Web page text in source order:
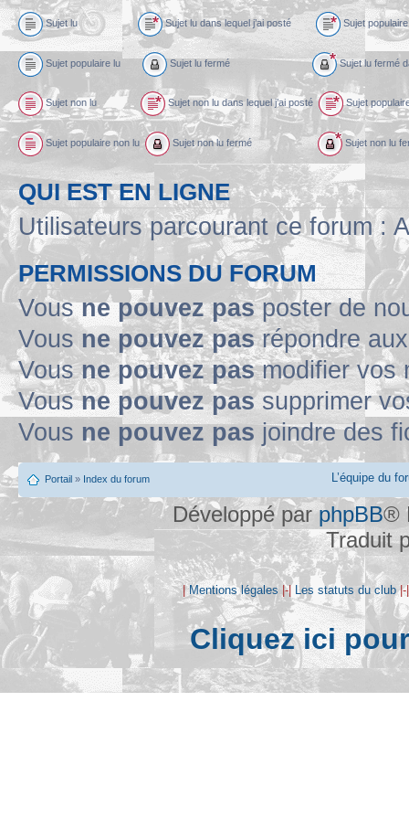
Sujet lu Sujet lu dans lequel j’ai posté Sujet
Sujet populaire lu Sujet lu fermé Sujet lu fermé
Sujet non lu Sujet non lu dans lequel j’ai posté Sujet
Sujet populaire non lu Sujet non lu fermé Sujet non lu
QUI EST EN LIGNE
Utilisateurs parcourant ce forum :
PERMISSIONS DU FORUM
Vousne pouvez pasposter de
Vous ne pouvez pasrépondre
Vousne pouvez pasmodifier vos
Vousne pouvez passupprimer
Vous ne pouvez pas joindre des
Portail » Index du forum L’équipe du
Développé parphpBB®
Traduit
|Mentions légales |-| Les statuts du club
Cliquez ici